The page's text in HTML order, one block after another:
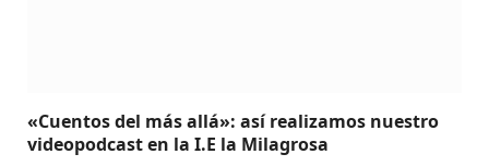
«Cuentos del más allá»: así realizamos nuestro
videopodcast en la I.E la Milagrosa